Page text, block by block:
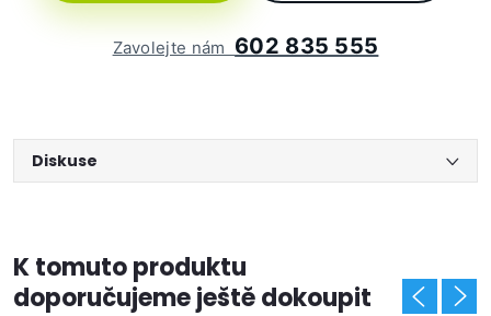
Zavolejte nám 602 835 555
Diskuse
K tomuto produktu
doporučujeme ještě dokoupit